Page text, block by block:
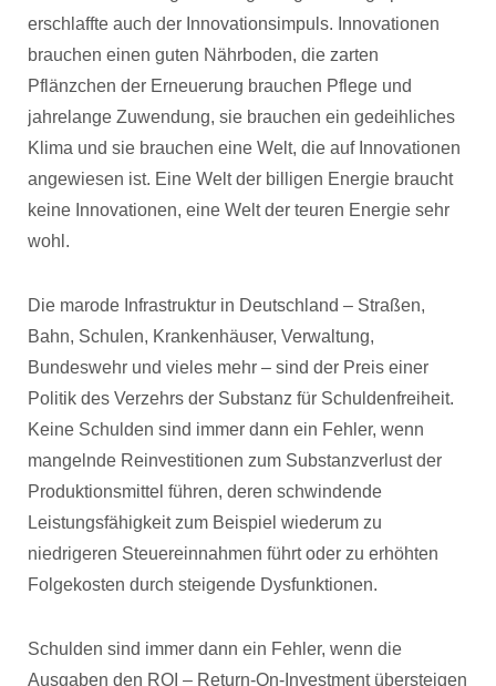
erschlaffte auch der Innovationsimpuls. Innovationen
brauchen einen guten Nährboden, die zarten
Pflänzchen der Erneuerung brauchen Pflege und
jahrelange Zuwendung, sie brauchen ein gedeihliches
Klima und sie brauchen eine Welt, die auf Innovationen
angewiesen ist. Eine Welt der billigen Energie braucht
keine Innovationen, eine Welt der teuren Energie sehr
wohl.
Die marode Infrastruktur in Deutschland – Straßen,
Bahn, Schulen, Krankenhäuser, Verwaltung,
Bundeswehr und vieles mehr – sind der Preis einer
Politik des Verzehrs der Substanz für Schuldenfreiheit.
Keine Schulden sind immer dann ein Fehler, wenn
mangelnde Reinvestitionen zum Substanzverlust der
Produktionsmittel führen, deren schwindende
Leistungsfähigkeit zum Beispiel wiederum zu
niedrigeren Steuereinnahmen führt oder zu erhöhten
Folgekosten durch steigende Dysfunktionen.
Schulden sind immer dann ein Fehler, wenn die
Ausgaben den ROI – Return-On-Investment übersteigen